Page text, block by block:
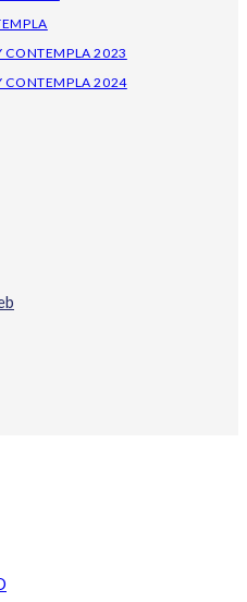
CONTEMPLA 2023
CONTEMPLA 2024